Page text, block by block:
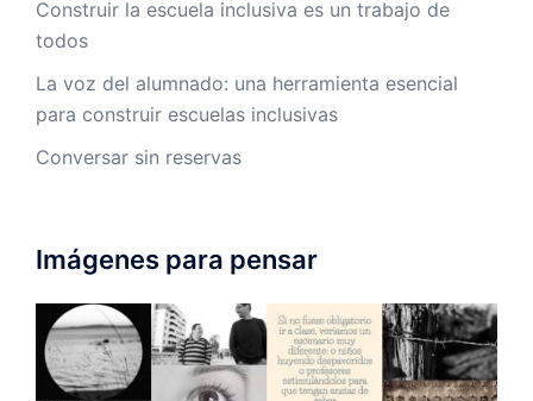
Construir la escuela inclusiva es un trabajo de
todos
La voz del alumnado: una herramienta esencial
para construir escuelas inclusivas
Conversar sin reservas
Imágenes para pensar